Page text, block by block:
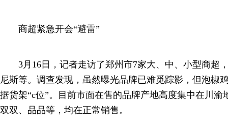
商超紧急开会“避雷”
3月16日，记者走访了郑州市7家大、中、小型商超
尼斯等。调查发现，虽然曝光品牌已难觅踪影，但泡椒
据货架“c位”。目前市面在售的品牌产地高度集中在川
双双、品品等，均在正常销售。